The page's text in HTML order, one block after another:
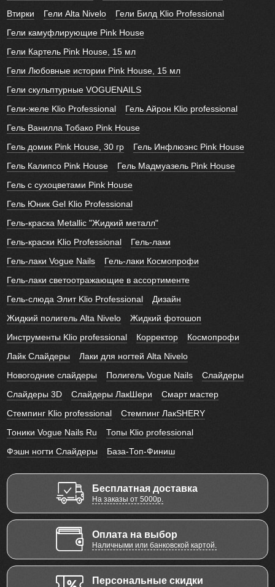
Втирки
Гели Alta Nivelo
Гели Билд Klio Professional
Гели камуфлирующие Pink House
Гели Картель Pink House, 15 мл
Гели Любовные истории Pink House, 15 мл
Гели скульптурные VOGUENAILS
Гели-желе Klio Professional
Гель Айрон Klio professional
Гель Ванилла Тобако Pink House
Гель домик Pink House, 30 гр
Гель Инфлюэнс Pink House
Гель Калипсо Pink House
Гель Мадмуазель Pink House
Гель с сухоцветами Pink House
Гель Юник Gel Klio Professional
Гель-краска Metallic "Жидкий металл"
Гель-краски Klio Professional
Гель-лаки
Гель-лаки Vogue Nails
Гель-лаки Космопрофи
Гель-лаки светоотражающие в ассортименте
Гель-слюда Элит Klio Professional
Дизайн
Жидкий полигель Alta Nivelo
Жидкий фотошоп
Инструменты Klio professional
Корректор
Космопрофи
Лайк Слайдеры
Лаки для ногтей Alta Nivelo
Новогодние слайдеры
Полигель Vogue Nails
Слайдеры
Слайдеры 3D
Слайдеры ЛакШери
Смарт мастер
Стемпинг Klio professional
Стемпинг ЛакSHERY
Тоники Vogue Nails Ru
Топы Klio professional
Фэшн ногти Слайдеры
База-Топ-Финиш
Бесплатная доставка
На заказы от 5000р.
Оплата на выбор
Наличными или банковской картой.
Персональные скидки